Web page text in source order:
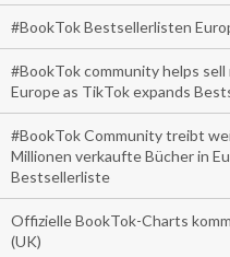
#BookTok Bestsellerlisten
#BookTok community helps
Europe as TikTok expands
#BookTok Community treibt
Millionen verkaufte Bücher in
Bestsellerliste
Offizielle BookTok-Charts
(UK)